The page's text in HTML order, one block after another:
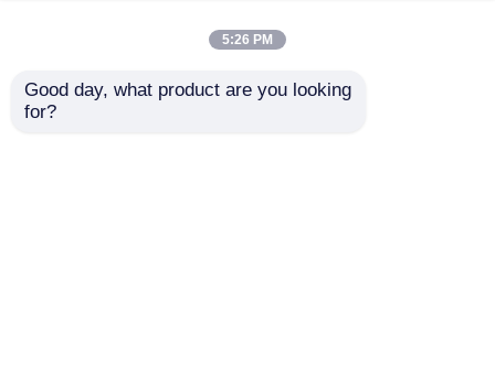
Beleuchtungssysteme
materielle
Kabeldurchhang-
5:26 PM
Good day, what product are you looking
for?